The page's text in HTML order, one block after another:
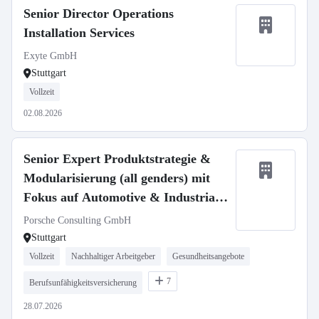
Senior Director Operations
Installation Services
Exyte GmbH
Stuttgart
Vollzeit
02.08.2026
Senior Expert Produktstrategie &
Modularisierung (all genders) mit
Fokus auf Automotive & Industrial
Goods
Porsche Consulting GmbH
Stuttgart
Vollzeit Nachhaltiger Arbeitgeber Gesundheitsangebote
Berufsunfähigkeitsversicherung 7
28.07.2026